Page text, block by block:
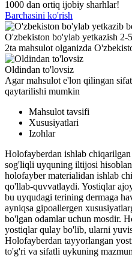
1000 dan ortiq ijobiy sharhlar!
Barchasini ko'rish
O'zbekiston bo'ylab yetkazish 2-
2ta mahsulot olganizda
Oldindan to'lovsiz
Agar mahsulot e'lon qilingan
qaytarilishi mumkin
Mahsulot tavsifi
Xususiyatlari
Izohlar
Holofayberdan ishlab
sog'liqli uyquning iltijosi
holofayber materialidan ishlab
qo'llab-quvvatlaydi. Yostiqlar
bu uyqudagi terining dermaga
ayniqsa gipoallergen
bo'lgan odamlar uchun mosdir.
yostiqlar qulay bo'lib, ularni
Holofayberdan tayyorlangan
to'g'ri va sifatli uykuning